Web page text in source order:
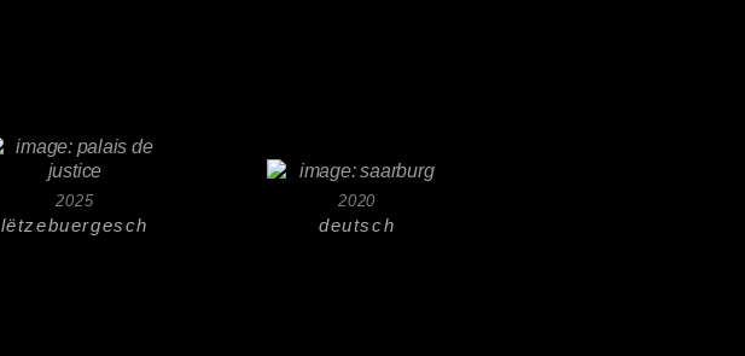
2025
lëtzebuergesch
2020
deutsch